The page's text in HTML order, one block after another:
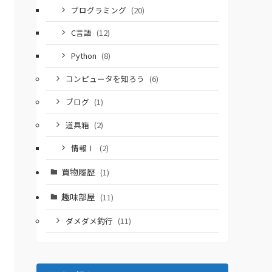
プログラミング (20)
C言語 (12)
Python (8)
コンピュータを知ろう (6)
ブログ (1)
道具箱 (2)
情報Ⅰ
(2)
買物履歴 (1)
趣味部屋 (11)
ダメダメ釣行 (11)